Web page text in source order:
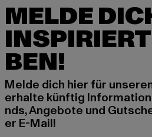
MELDE
BEN!
Melde dich hier für
erhalte künftig
nds, Angebote und
er E-Mail!